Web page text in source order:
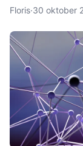
nog terug kunt
Floris·30 oktober